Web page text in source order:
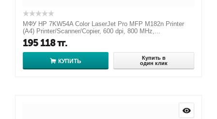
МФУ HP 7KW54A Color LaserJet Pro MFP M182n Printer
(A4) Printer/Scanner/Copier, 600 dpi, 800 MHz,...
195 118тг.
КУПИТЬ
Купить в
один клик